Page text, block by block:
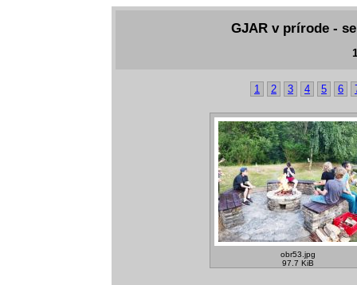
GJAR v prírode -
1 2 3 4 5 6
obr53.jpg
97.7 KiB